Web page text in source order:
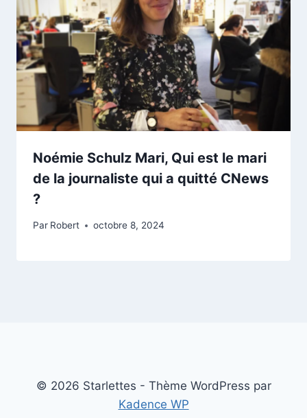
Noémie Schulz Mari, Qui est le mari
de la journaliste qui a quitté CNews
?
Par Robert octobre 8, 2024
© 2026 Starlettes - Thème WordPress par
Kadence WP